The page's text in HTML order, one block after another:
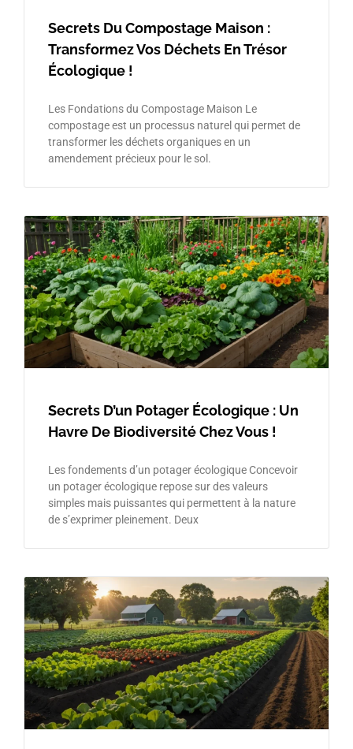
Secrets Du Compostage Maison :
Transformez Vos Déchets En Trésor
Écologique !
Les Fondations du Compostage Maison Le
compostage est un processus naturel qui permet de
transformer les déchets organiques en un
amendement précieux pour le sol.
Secrets D’un Potager Écologique : Un
Havre De Biodiversité Chez Vous !
Les fondements d’un potager écologique Concevoir
un potager écologique repose sur des valeurs
simples mais puissantes qui permettent à la nature
de s’exprimer pleinement. Deux